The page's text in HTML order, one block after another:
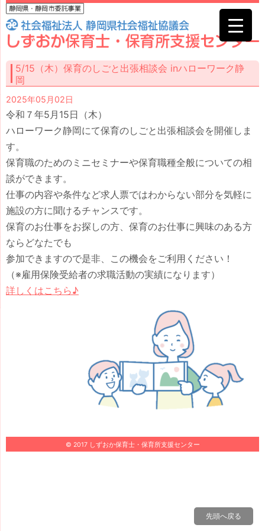
5/15（木）保育のしごと出張相談会 inハローワーク静
岡
2025年05月02日
令和７年5月15日（木）
ハローワーク静岡にて保育のしごと出張相談会を開催しま
す。
保育職のためのミニセミナーや保育職種全般についての相
談ができます。
仕事の内容や条件など求人票ではわからない部分を気軽に
施設の方に聞けるチャンスです。
保育のお仕事をお探しの方、保育のお仕事に興味のある方
ならどなたでも
参加できますので是非、この機会をご利用ください！
（※雇用保険受給者の求職活動の実績になります）
詳しくはこち ら♪
先頭へ戻る
© 2017 しずおか保育士・保育所支援センター